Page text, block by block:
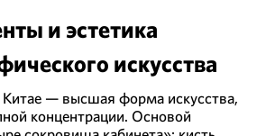
и эстетика
искусства
— высшая форма искусства,
концентрации. Основой